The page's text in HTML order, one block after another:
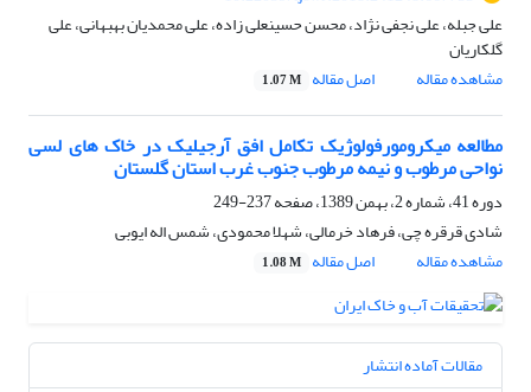
علی جبله، علی نجفی نژاد، محسن حسینعلی زاده، علی محمدیان بهبهانی، علی
گلکاریان
مشاهده مقاله
اصل مقاله 1.07 M
مطالعه میکرومورفولوژیک تکامل افق آرجیلیک در خاک های لسی
نواحی مرطوب و نیمه مرطوب جنوب غرب استان گلستان
دوره 41، شماره 2، بهمن 1389، صفحه
237-249
شادی قرقره چی، فرهاد خرمالی، شهلا محمودی، شمس اله ایوبی
مشاهده مقاله
اصل مقاله 1.08 M
مقالات آماده انتشار